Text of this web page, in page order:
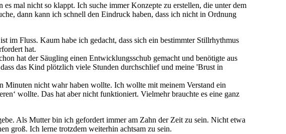
mal nicht so klappt. Ich suche immer Konzepte zu erstellen, die unter dem
dann kann ich schnell den Eindruck haben, dass ich nicht in Ordnung
im Fluss. Kaum habe ich gedacht, dass sich ein bestimmter Stillrhythmus
hat.
hat der Säugling einen Entwicklungsschub gemacht und benötigte aus
das Kind plötzlich viele Stunden durchschlief und meine 'Brust in
nicht wahr haben wollte. Ich wollte mit meinem Verstand ein
wollte. Das hat aber nicht funktioniert. Vielmehr brauchte es eine ganz
Als Mutter bin ich gefordert immer am Zahn der Zeit zu sein. Nicht etwa
groß. Ich lerne trotzdem weiterhin achtsam zu sein.